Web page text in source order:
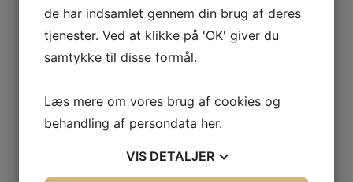
Det rette udstyr til kranopgaver
samarbejdspartner, når du skal have udført kranopgaver.
Vi råder over et stort udvalg af lastbilkraner, spieringskraner,
vognpark.
de har indsamlet gennem din brug af deres
tjenester. Ved at klikke på 'OK' giver du
samtykke til disse formål.
Læs mere om vores brug af cookies og
behandling af persondata her.
VIS DETALJER